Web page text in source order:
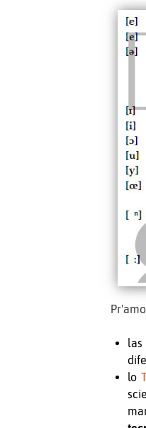
las
lo